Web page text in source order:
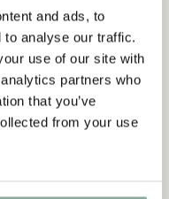
and ads, to
to analyse our traffic.
use of our site with
partners who
that you’ve
from your use